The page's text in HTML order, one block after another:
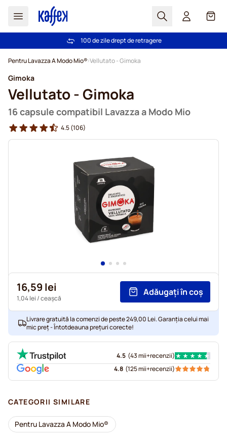
Cautare Coș
Livrare gratuită la comenzi de peste 249,00 Lei
100 de zile drept de retragere
Pentru Lavazza A Modo Mio® Vellutato - Gimoka
Gimoka
Vellutato - Gimoka
16 capsule compatibil Lavazza a Modo Mio
4.5(106)
16,59 lei
1,04 lei / ceașcă
Adăugați în coș
Livrare gratuită la comenzi de peste 249,00 Lei. Garanția celui mai
mic preț - Întotdeauna prețuri corecte!
4.5 (43 mii+recenzii)
4.8 (125 mii+recenzii)
CATEGORII SIMILARE
Pentru Lavazza A Modo Mio®